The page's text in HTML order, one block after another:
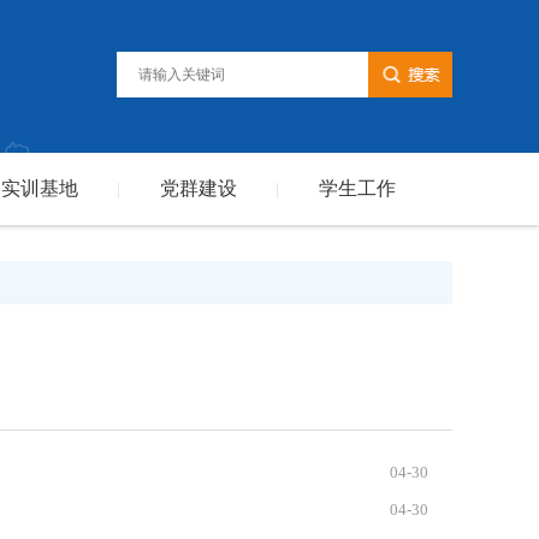
实训基地 党群建设 学生工作
04-30
04-30